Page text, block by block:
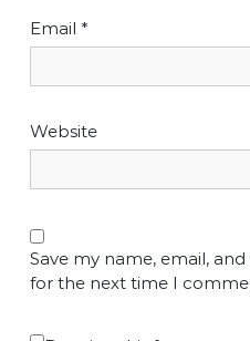
Email *
Website
Save my name, email,
for the next time I